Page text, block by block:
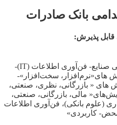
بانک صادرات
حسابداری- ‌حقوق- آمار- ‌مهندسی صنایع- فن‌آوری اطلاعات (IT)-
های«نرم‌افزار، سخت‌افزار»-
های « بازرگانی، نظری، ‌صنعتی،
مالی، بازرگانی، ‌صنعتی،
(علوم بانکی)، فن‌آوری اطلاعات